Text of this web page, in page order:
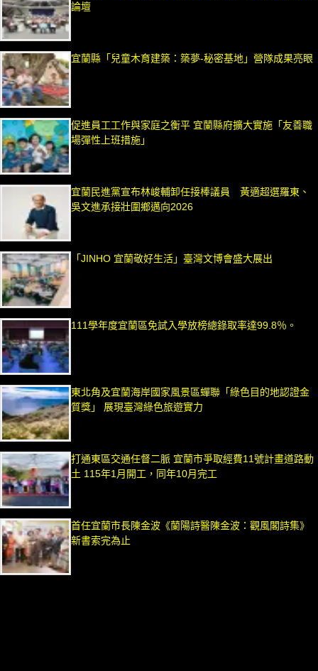
論壇
宜蘭縣「兒童木育建築：築夢-秘密基地」營隊成果亮眼
促進員工工作與家庭之衡平 宜蘭縣府擴大實施「友善職
場彈性上班措施」
宜蘭民進黨宣布林峻輔卸任接棒議員 黃適超選羅東、
吳文進承接壯圍鄉邁向2026
「JINHO 宜蘭敬好生活」臺灣文博會盛大展出
111學年度宜蘭區免試入學放榜總錄取率達99.8％。
東北角及宜蘭海岸國家風景區蟬聯「綠色目的地認證金
質獎」 展現臺灣綠色旅遊實力
打通東區交通任督二脈 宜蘭市爭取經費11號計畫道路動
土 115年1月開工，同年10月完工
首任宜蘭市長陳金波《蘭陽詩醫陳金波：觀風閣詩集》
新書索完為止